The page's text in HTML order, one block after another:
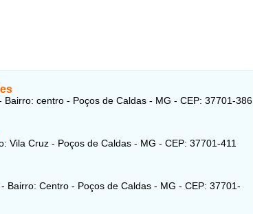
Bairro: centro - Poços de Caldas - MG - CEP: 37701-386
Vila Cruz - Poços de Caldas - MG - CEP: 37701-411
Bairro: Centro - Poços de Caldas - MG - CEP: 37701-